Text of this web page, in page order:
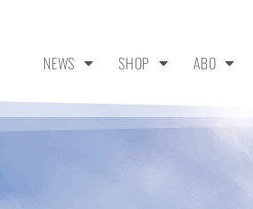
NEWS SHOP ABO